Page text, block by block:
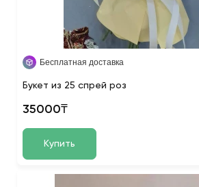
Бесплатная доставка
Букет из 25 спрей роз
35000₸
Купить